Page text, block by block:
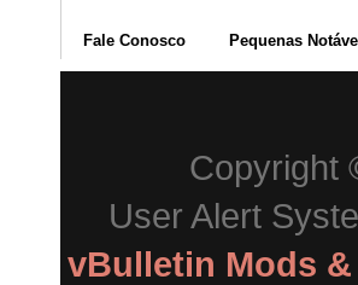
Fale Conosco Pequenas
Copyright
User Alert
vBulletin Mods